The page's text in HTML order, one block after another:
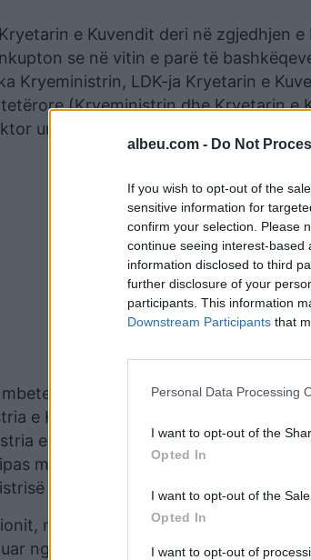
albeu.com - Do Not
If you wish to opt-out of the
sensitive information for
confirm your selection. Please
continue seeing interest-
information disclosed to third
further disclosure of your
participants. This information
Downstream Participants that
Personal Data Processing
I want to opt-out of the
Opted In
I want to opt-out of the
Opted In
I want to opt-out of
e Kuvendit deri në zgjedhjen
se në vitin e parë të
Kryeministrin, LDK-ja Kryetarin e
(Kryeministrin dhe Kryetarin e
unifikues sipas kushtetutës).
12 dhe struktura e tyre mbetet
e Kulturës, Rinisë dhe Sportit i
e Administrimit të Pushtetit Lokal
marrëveshjes së arritur në takimet
për Komunitete dhe Kthim.
në përputhje me dispozitat
nga LDK-ja.